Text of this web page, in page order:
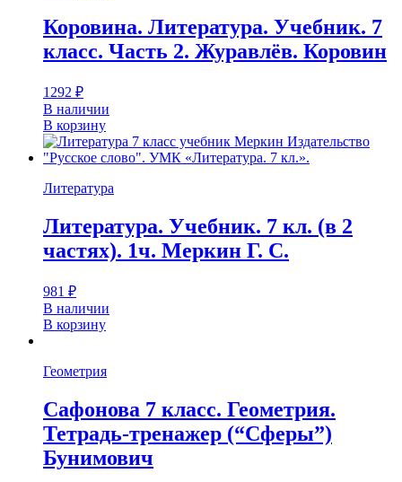
Коровина. Литература. Учебник. 7
класс. Часть 2. Журавлёв. Коровин
1292 ₽
В наличии
В корзину
Литература
Литература. Учебник. 7 кл. (в 2
частях). 1ч. Меркин Г. С.
981 ₽
В наличии
В корзину
Геометрия
Сафонова 7 класс. Геометрия.
Тетрадь-тренажер (“Сферы”)
Бунимович